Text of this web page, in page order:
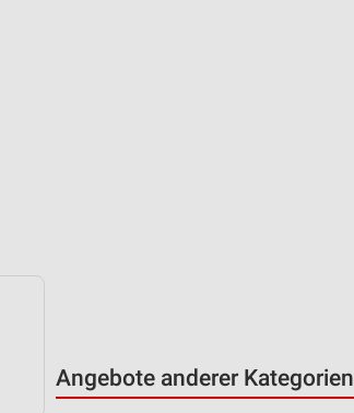
Angebote anderer Kategorien